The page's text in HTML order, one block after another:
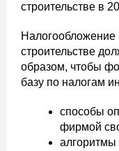
строительстве в
Налогообложение
строительстве
образом, чтобы
базу по налогам
способы
фирмой